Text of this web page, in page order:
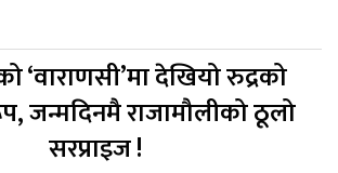
‘वाराणसी’मा देखियो रुद्रको
जन्मदिनमै राजामौलीको ठूलो
सरप्राइज !